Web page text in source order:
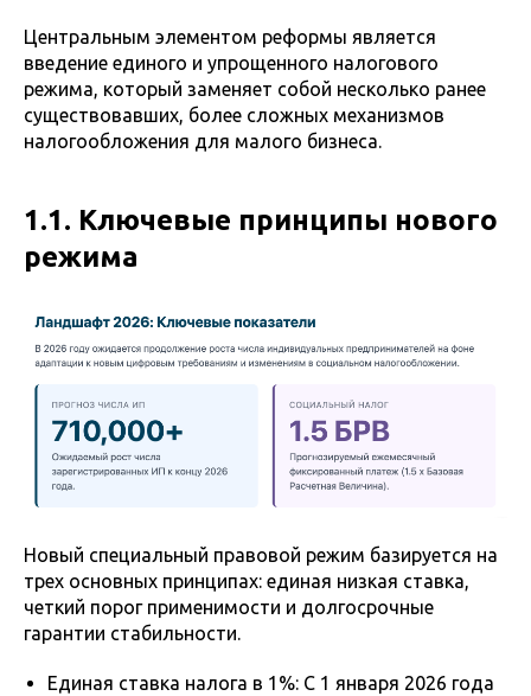
Центральным элементом реформы является
введение единого и упрощенного налогового
режима, который заменяет собой несколько ранее
существовавших, более сложных механизмов
налогообложения для малого бизнеса.
1.1. Ключевые принципы нового
режима
Новый специальный правовой режим базируется на
трех основных принципах: единая низкая ставка,
четкий порог применимости и долгосрочные
гарантии стабильности.
Единая ставка налога в 1%: С 1 января 2026 года